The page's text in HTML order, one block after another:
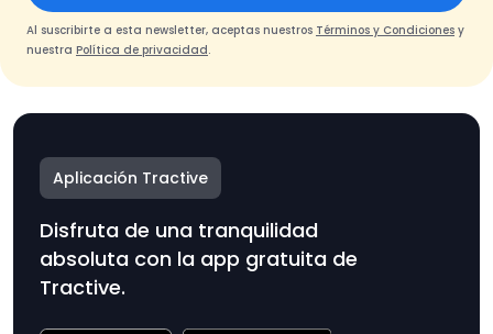
Al suscribirte a esta newsletter, aceptas nuestros Términos y Condiciones y
nuestra Política de privacidad.
Aplicación Tractive
Disfruta de una tranquilidad
absoluta con la app gratuita de
Tractive.